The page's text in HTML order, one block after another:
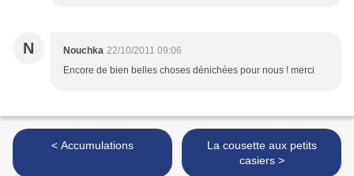
N Nouchka 22/10/2011 09:06
Encore de bien belles choses dénichées pour nous ! merci
< Accumulations
La cousette aux petits
casiers >